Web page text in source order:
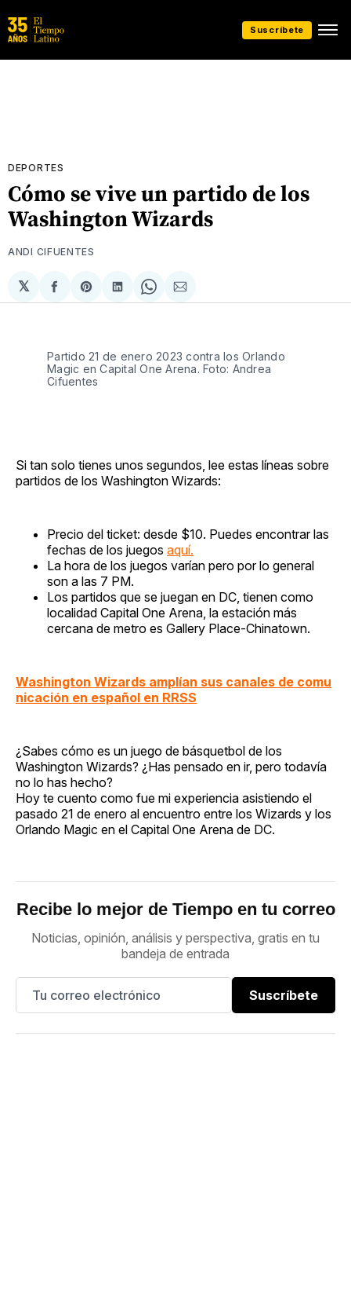
Suscríbete
DEPORTES
Cómo se vive un partido de los
Washington Wizards
ANDI CIFUENTES
𝕏
Compartir
en
Share
on
Compartir
en
Share
on
Compartir
via
Partido 21 de enero 2023 contra los Orlando
Magic en Capital One Arena. Foto: Andrea
Cifuentes
Si tan solo tienes unos segundos, lee estas líneas sobre
partidos de los Washington Wizards:
Precio del ticket: desde $10. Puedes encontrar las
fechas de los juegos aquí.
La hora de los juegos varían pero por lo general
son a las 7 PM.
Los partidos que se juegan en DC, tienen como
localidad Capital One Arena, la estación más
cercana de metro es Gallery Place-Chinatown.
Washington Wizards amplían sus canales de comu
nicación en español en RRSS
¿Sabes cómo es un juego de básquetbol de los
Washington Wizards? ¿Has pensado en ir, pero todavía
no lo has hecho?
Hoy te cuento como fue mi experiencia asistiendo el
pasado 21 de enero al encuentro entre los Wizards y los
Orlando Magic en el Capital One Arena de DC.
Recibe lo mejor de Tiempo en tu correo
Noticias, opinión, análisis y perspectiva, gratis en tu
bandeja de entrada
Suscríbete